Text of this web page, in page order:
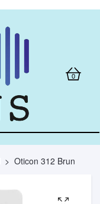
0
Oticon 312 Brun